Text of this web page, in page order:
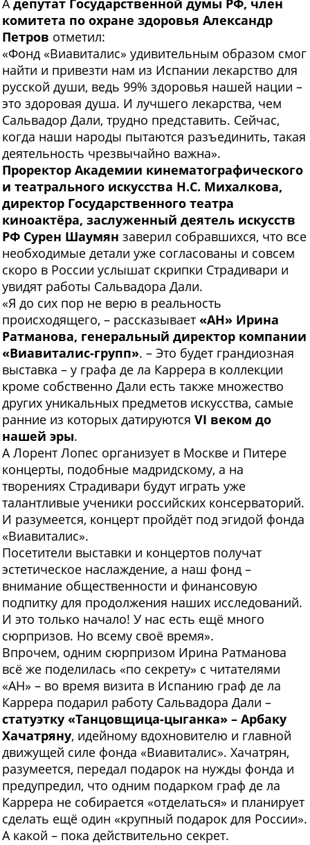
Адепутат Государственной думы РФ, член
комитета по охране здоровья Александр
Петров отметил:
«Фонд «Виавиталис» удивительным образом смог
найти и привезти нам из Испании лекарство для
русской души, ведь 99% здоровья нашей нации –
это здоровая душа. И лучшего лекарства, чем
Сальвадор Дали, трудно представить. Сейчас,
когда наши народы пытаются разъединить, такая
деятельность чрезвычайно важна».
Проректор Академии кинематографического
и театрального искусства Н.С. Михалкова,
директор Государственного театра
киноактёра, заслуженный деятель искусств
РФ Сурен Шаумян заверил собравшихся, что все
необходимые детали уже согласованы и совсем
скоро в России услышат скрипки Страдивари и
увидят работы Сальвадора Дали.
«Я до сих пор не верю в реальность
происходящего, – рассказывает «АН» Ирина
Ратманова, генеральный директор компании
«Виавиталис-групп». – Это будет грандиозная
выставка – у графа де ла Каррера в коллекции
кроме собственно Дали есть также множество
других уникальных предметов искусства, самые
ранние из которых датируются VI веком до
нашей эры.
А Лорент Лопес организует в Москве и Питере
концерты, подобные мадридскому, а на
творениях Страдивари будут играть уже
талантливые ученики российских консерваторий.
И разумеется, концерт пройдёт под эгидой фонда
«Виавиталис».
Посетители выставки и концертов получат
эстетическое наслаждение, а наш фонд –
внимание общественности и финансовую
подпитку для продолжения наших исследований.
И это только начало! У нас есть ещё много
сюрпризов. Но всему своё время».
Впрочем, одним сюрпризом Ирина Ратманова
всё же поделилась «по секрету» с читателями
«АН» – во время визита в Испанию граф де ла
Каррера подарил работу Сальвадора Дали –
статуэтку «Танцовщица-цыганка» – Арбаку
Хачатряну, идейному вдохновителю и главной
движущей силе фонда «Виавиталис». Хачатрян,
разумеется, передал подарок на нужды фонда и
предупредил, что одним подарком граф де ла
Каррера не собирается «отделаться» и планирует
сделать ещё один «крупный подарок для России».
А какой – пока действительно секрет.